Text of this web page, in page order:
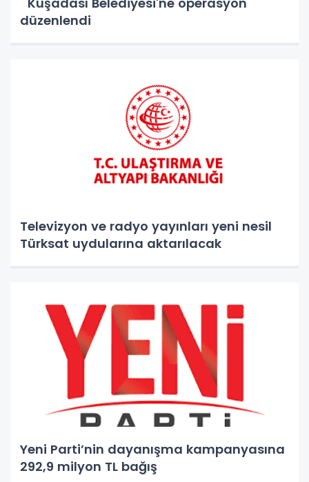
düzenlendi
Televizyon ve radyo yayınları yeni nesil
Türksat uydularına aktarılacak
Yeni Parti’nin dayanışma kampanyasına
292,9 milyon TL bağış